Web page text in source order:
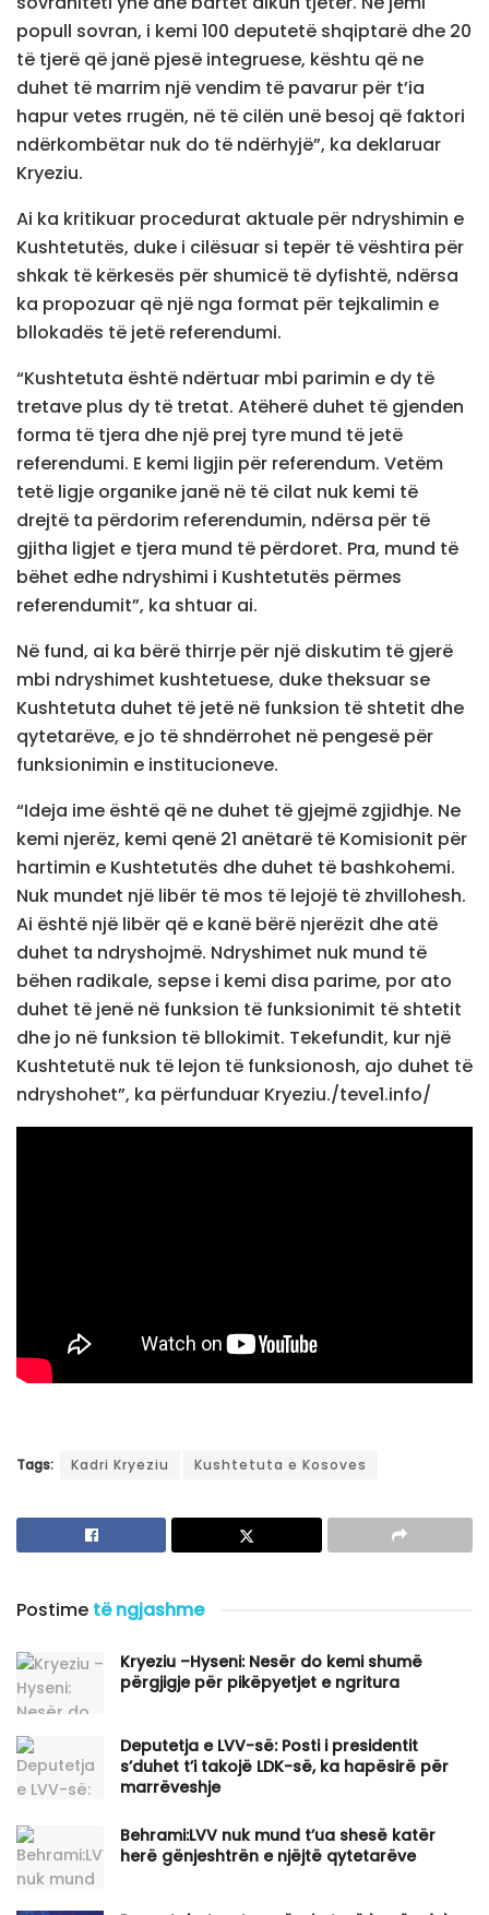
popull sovran, i kemi 100 deputetë shqiptarë dhe 20
të tjerë që janë pjesë integruese, kështu që ne
duhet të marrim një vendim të pavarur për t’ia
hapur vetes rrugën, në të cilën unë besoj që faktori
ndërkombëtar nuk do të ndërhyjë”, ka deklaruar
Kryeziu.
Ai ka kritikuar procedurat aktuale për ndryshimin e
Kushtetutës, duke i cilësuar si tepër të vështira për
shkak të kërkesës për shumicë të dyfishtë, ndërsa
ka propozuar që një nga format për tejkalimin e
bllokadës të jetë referendumi.
“Kushtetuta është ndërtuar mbi parimin e dy të
tretave plus dy të tretat. Atëherë duhet të gjenden
forma të tjera dhe një prej tyre mund të jetë
referendumi. E kemi ligjin për referendum. Vetëm
tetë ligje organike janë në të cilat nuk kemi të
drejtë ta përdorim referendumin, ndërsa për të
gjitha ligjet e tjera mund të përdoret. Pra, mund të
bëhet edhe ndryshimi i Kushtetutës përmes
referendumit”, ka shtuar ai.
Në fund, ai ka bërë thirrje për një diskutim të gjerë
mbi ndryshimet kushtetuese, duke theksuar se
Kushtetuta duhet të jetë në funksion të shtetit dhe
qytetarëve, e jo të shndërrohet në pengesë për
funksionimin e institucioneve.
“Ideja ime është që ne duhet të gjejmë zgjidhje. Ne
kemi njerëz, kemi qenë 21 anëtarë të Komisionit për
hartimin e Kushtetutës dhe duhet të bashkohemi.
Nuk mundet një libër të mos të lejojë të zhvillohesh.
Ai është një libër që e kanë bërë njerëzit dhe atë
duhet ta ndryshojmë. Ndryshimet nuk mund të
bëhen radikale, sepse i kemi disa parime, por ato
duhet të jenë në funksion të funksionimit të shtetit
dhe jo në funksion të bllokimit. Tekefundit, kur një
Kushtetutë nuk të lejon të funksionosh, ajo duhet të
ndryshohet”, ka përfunduar Kryeziu./teve1.info/
Tags: Kadri Kryeziu Kushtetuta e Kosoves
Postime të ngjashme
Kryeziu –Hyseni: Nesër do kemi shumë
përgjigje për pikëpyetjet e ngritura
Deputetja e LVV-së: Posti i presidentit
s’duhet t’i takojë LDK-së, ka hapësirë për
marrëveshje
Behrami:LVV nuk mund t’ua shesë katër
herë gënjeshtrën e njëjtë qytetarëve